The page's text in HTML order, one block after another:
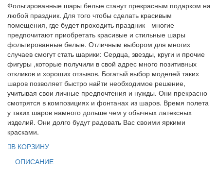
Фольгированные шары белые станут прекрасным подарком на
любой праздник. Для того чтобы сделать красивым
помещения, где будет проходить праздник - многие
предпочитают приобретать красивые и стильные шары
фольгированные белые. Отличным выбором для многих
случаев смогут стать шарики: Сердца, звезды, круги и прочие
фигуры ,которые получили в свой адрес много позитивных
откликов и хороших отзывов. Богатый выбор моделей таких
шаров позволяет быстро найти необходимое решение,
учитывая свои личные предпочтения и нужды. Они прекрасно
смотрятся в композициях и фонтанах из шаров. Время полета
у таких шаров намного дольше чем у обычных латексных
изделий. Они долго будут радовать Вас своими яркими
красками.
В КОРЗИНУ
ОПИСАНИЕ